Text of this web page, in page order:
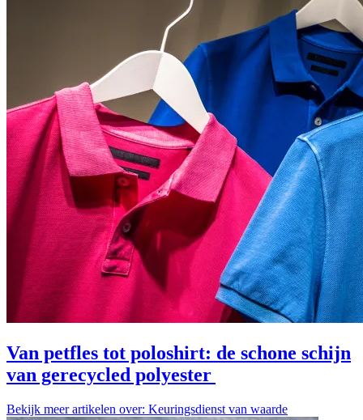
Van petfles tot poloshirt: de schone schijn
van gerecycled polyester
Bekijk meer artikelen over: Keuringsdienst van waarde